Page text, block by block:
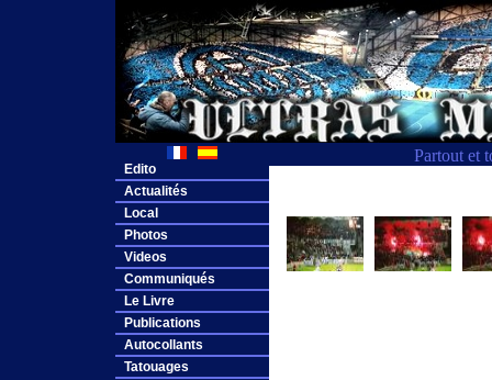
Partout et
Edito
Actualités
Local
Photos
Videos
Communiqués
Le Livre
Publications
Autocollants
Tatouages